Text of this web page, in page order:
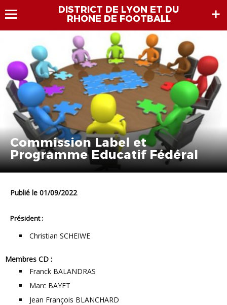
DISTRICT DE LYON ET DU
RHONE DE FOOTBALL
Commission Label et
Programme Educatif Fédéral
Publié le 01/09/2022
Président :
Christian SCHEIWE
Membres CD :
Franck BALANDRAS
Marc BAYET
Jean François BLANCHARD